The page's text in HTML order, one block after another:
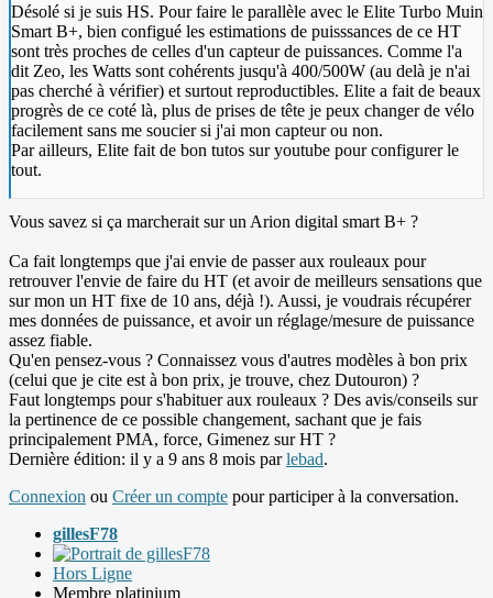
Désolé si je suis HS. Pour faire le parallèle avec le Elite Turbo Muin
Smart B+, bien configué les estimations de puisssances de ce HT
sont très proches de celles d'un capteur de puissances. Comme l'a
dit Zeo, les Watts sont cohérents jusqu'à 400/500W (au delà je n'ai
pas cherché à vérifier) et surtout reproductibles. Elite a fait de beaux
progrès de ce coté là, plus de prises de tête je peux changer de vélo
facilement sans me soucier si j'ai mon capteur ou non.
Par ailleurs, Elite fait de bon tutos sur youtube pour configurer le
tout.
Vous savez si ça marcherait sur un Arion digital smart B+ ?
Ca fait longtemps que j'ai envie de passer aux rouleaux pour
retrouver l'envie de faire du HT (et avoir de meilleurs sensations que
sur mon un HT fixe de 10 ans, déjà !). Aussi, je voudrais récupérer
mes données de puissance, et avoir un réglage/mesure de puissance
assez fiable.
Qu'en pensez-vous ? Connaissez vous d'autres modèles à bon prix
(celui que je cite est à bon prix, je trouve, chez Dutouron) ?
Faut longtemps pour s'habituer aux rouleaux ? Des avis/conseils sur
la pertinence de ce possible changement, sachant que je fais
principalement PMA, force, Gimenez sur HT ?
Dernière édition: il y a 9 ans 8 mois parlebad.
Connexion ou Créer un compte pour participer à la conversation.
gillesF78
Hors Ligne
Membre platinium